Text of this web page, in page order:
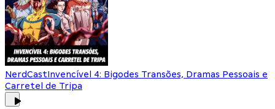
NerdCastInvencível 4: Bigodes Transões, Dramas Pessoais e
Carretel de Tripa